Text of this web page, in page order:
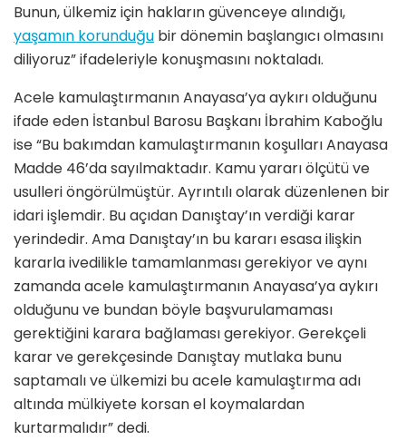
Bunun, ülkemiz için hakların güvenceye alındığı,
yaşamın korunduğu bir dönemin başlangıcı olmasını
diliyoruz” ifadeleriyle konuşmasını noktaladı.
Acele kamulaştırmanın Anayasa’ya aykırı olduğunu
ifade eden İstanbul Barosu Başkanı İbrahim Kaboğlu
ise “Bu bakımdan kamulaştırmanın koşulları Anayasa
Madde 46’da sayılmaktadır. Kamu yararı ölçütü ve
usulleri öngörülmüştür. Ayrıntılı olarak düzenlenen bir
idari işlemdir. Bu açıdan Danıştay’ın verdiği karar
yerindedir. Ama Danıştay’ın bu kararı esasa ilişkin
kararla ivedilikle tamamlanması gerekiyor ve aynı
zamanda acele kamulaştırmanın Anayasa’ya aykırı
olduğunu ve bundan böyle başvurulamaması
gerektiğini karara bağlaması gerekiyor. Gerekçeli
karar ve gerekçesinde Danıştay mutlaka bunu
saptamalı ve ülkemizi bu acele kamulaştırma adı
altında mülkiyete korsan el koymalardan
kurtarmalıdır” dedi.